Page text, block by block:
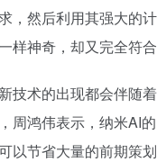
，然后利用其强大的
样神奇，却又完全符合
技术的出现都会伴随
周鸿伟表示，纳米AI
以节省大量的前期策